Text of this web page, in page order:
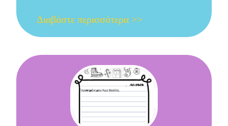
Διαβάστε περισσότερα >>